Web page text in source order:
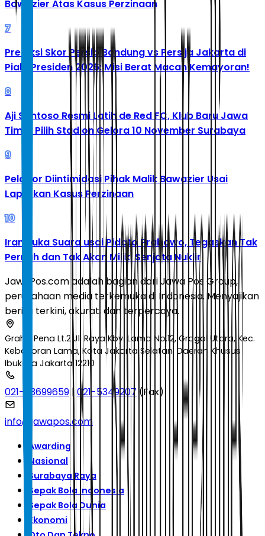
Bawazier Atas Kasus Perzinaan
7
Prediksi Skor Persib Bandung vs Persija Jakarta di
Piala Presiden 2026: Misi Berat Macan Kemayoran!
8
Aji Santoso Resmi Latih de Red FC, Klub Baru Jawa
Timur Pilih Stadion Gelora 10 November Surabaya
9
Pelapor Diintimidasi Pihak Malik Bawazier Usai
Laporkan Kasus Perzinaan
10
Iran Buka Suara usai Pidato Prabowo, Tegaskan Tak
Pernah dan Tak Akan Miliki Senjata Nuklir
JawaPos.com adalah bagian dari Jawa Pos Group,
perusahaan media terkemuka di Indonesia. Menyajikan
berita terkini, akurat, dan terpercaya.
Graha Pena Lt.2 Jl. Raya Kby. Lama No.12, Grogol Utara, Kec.
Kebayoran Lama, Kota Jakarta Selatan, Daerah Khusus
Ibukota Jakarta 12210
021-53699659 |021-5349207(Fax)
info@jawapos.com
Awarding
Nasional
Surabaya Raya
Sepak Bola Indonesia
Sepak Bola Dunia
Ekonomi